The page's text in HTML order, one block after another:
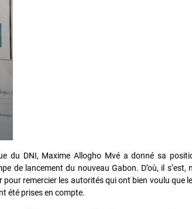
du DNI, Maxime Allogho Mvé a donné sa
de lancement du nouveau Gabon. D’où, il
remercier les autorités qui ont bien voulu que
été prises en compte.